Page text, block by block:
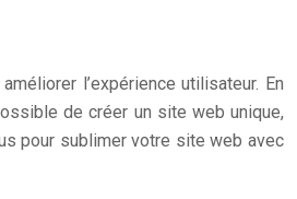
l’expérience utilisateur. En
de créer un site web unique,
pour sublimer votre site web avec